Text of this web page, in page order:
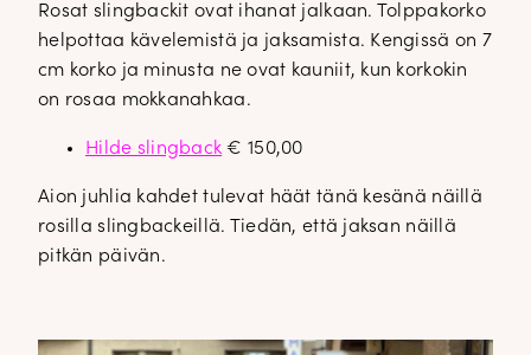
Rosat slingbackit ovat ihanat jalkaan. Tolppakorko
helpottaa kävelemistä ja jaksamista. Kengissä on 7
cm korko ja minusta ne ovat kauniit, kun korkokin
on rosaa mokkanahkaa.
Hilde slingback€ 150,00
Aion juhlia kahdet tulevat häät tänä kesänä näillä
rosilla slingbackeillä. Tiedän, että jaksan näillä
pitkän päivän.